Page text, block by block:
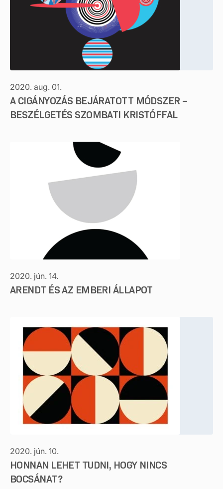
2020. aug. 01.
A CIGÁNYOZÁS BEJÁRATOTT MÓDSZER –
BESZÉLGETÉS SZOMBATI KRISTÓFFAL
2020. jún. 14.
ARENDT ÉS AZ EMBERI ÁLLAPOT
2020. jún. 10.
HONNAN LEHET TUDNI, HOGY NINCS
BOCSÁNAT?